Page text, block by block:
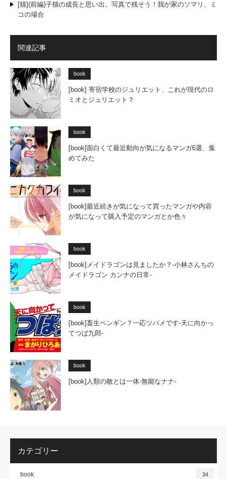
[猫](前編)子猫の成長と思い出。写真で残そう！我が家のソマリ、ミ
コの場合
関連記事
book
[book] 寄宿学校のジュリエット、これが現代のロ
ミオとジュリエット？
book
[book]面白くて最近動向が気になるマンガ6選、集
めてみた
book
[book]最近続きが気になって買ったマンガや内容
が気になって購入予定のマンガとか色々
book
[book]メイドラゴンは見ましたか？-小林さんちの
メイドラゴン カンナの日常-
book
[book]畜生ペンギン？一応ツバメです-天に向かっ
てつば九郎-
book
[book]人類の敵とは一体-無能なナナ-
カテゴリー
book 34